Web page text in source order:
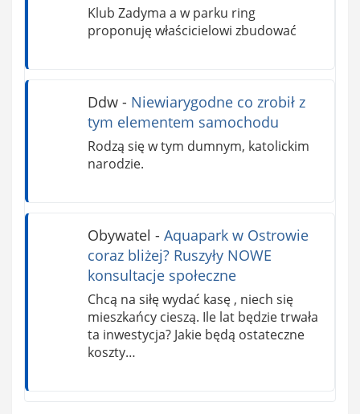
Klub Zadyma a w parku ring
proponuję właścicielowi zbudować
Ddw- Niewiarygodne co zrobił z
tym elementem samochodu
Rodzą się w tym dumnym, katolickim
narodzie.
Obywatel - Aquapark w Ostrowie
coraz bliżej? Ruszyły NOWE
konsultacje społeczne
Chcą na siłę wydać kasę , niech się
mieszkańcy cieszą. Ile lat będzie trwała
ta inwestycja? Jakie będą ostateczne
koszty…